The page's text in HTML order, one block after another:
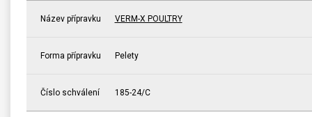
Název přípravku VERM-X POULTRY
Forma přípravku Pelety
Číslo schválení 185-24/C